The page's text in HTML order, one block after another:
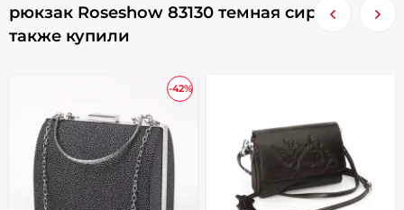
рюкзак Roseshow 83130 темная сирень,
также купили
-42%